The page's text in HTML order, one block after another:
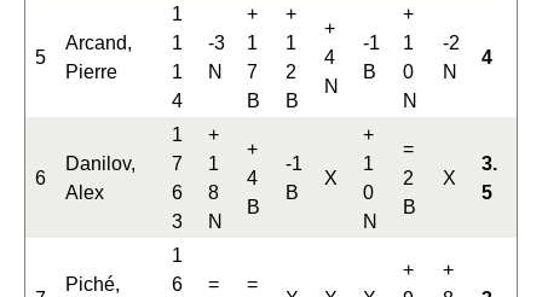
5
Arcand,
Pierre
1
1
1
4
-3
N
+
1
7
B
+
1
2
B
+
4
N
-1
B
+
1
0
N
-2
N
4
6
Danilov,
Alex
1
7
6
3
+
1
8
N
+
4
B
-1
B
X
+
1
0
N
=
2
B
X
3.
5
Piché,
1
6
= =
+
+